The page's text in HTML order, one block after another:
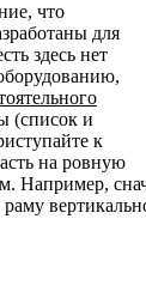
что
для
здесь нет
(список и
к
на ровную
Например,